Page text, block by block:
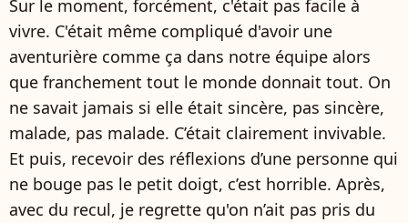
Sur le moment, forcément, c'était pas facile à
vivre. C'était même compliqué d'avoir une
aventurière comme ça dans notre équipe alors
que franchement tout le monde donnait tout. On
ne savait jamais si elle était sincère, pas sincère,
malade, pas malade. C’était clairement invivable.
Et puis, recevoir des réflexions d’une personne qui
ne bouge pas le petit doigt, c’est horrible. Après,
avec du recul, je regrette qu'on n’ait pas pris du